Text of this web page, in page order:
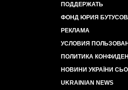
ПОДДЕРЖАТЬ
ФОНД ЮРИЯ
РЕКЛАМА
УСЛОВИЯ
ПОЛИТИКА
НОВИНИ УКРАЇНИ
UKRAINIAN NEWS